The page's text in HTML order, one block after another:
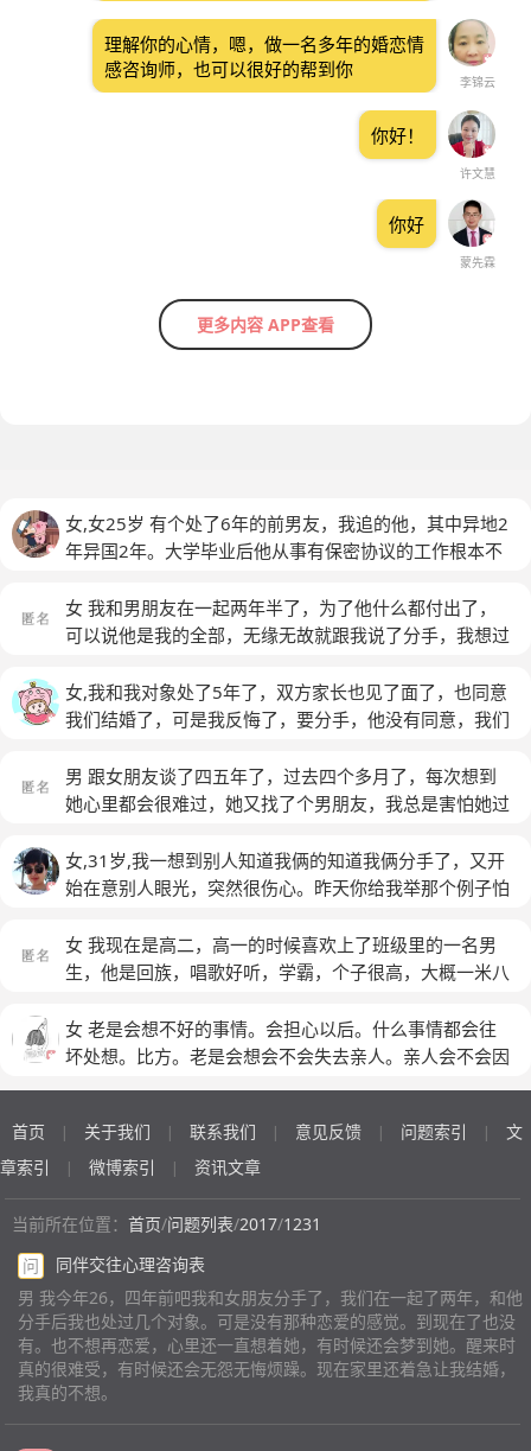
李锦云
理解你的心情，嗯，做一名多年的婚恋情
感咨询师，也可以很好的帮到你
许文慧
你好！
蒙先霖
你好
更多内容 APP查看
女,女25岁 有个处了6年的前男友，我追的他，其中异地2
年异国2年。大学毕业后他从事有保密协议的工作根本不
友 现在快结婚了 但是总是梦到前男友 总是哭醒
女 我和男朋友在一起两年半了，为了他什么都付出了，
可以说他是我的全部，无缘无故就跟我说了分手，我想过
梦还是能梦到他(匿名)
女,我和我对象处了5年了，双方家长也见了面了，也同意
我们结婚了，可是我反悔了，要分手，他没有同意，我们
做梦经常会梦到同一个男生（是以前我喜欢的，只是我们
没有在一起过）我真的很纠结
男 跟女朋友谈了四五年了，过去四个多月了，每次想到
她心里都会很难过，她又找了个男朋友，我总是害怕她过
别的男生谈恋爱。(匿名)
女,31岁,我一想到别人知道我俩的知道我俩分手了，又开
始在意别人眼光，突然很伤心。昨天你给我举那个例子怕
为爱他。但是一想到到也会伤心。天天做梦梦见他。竟然
梦见他妈他俩都改名了。也不给我联系。还是和现实说的
女 我现在是高二，高一的时候喜欢上了班级里的一名男
生，他是回族，唱歌好听，学霸，个子很高，大概一米八
们是什么关系，他说好朋友，希望做朋友。然后我就把他
当朋友对待，到后来，有一天我再次问他我们是什么关系
后刚开始时，他对我很好，上下午第二节大课间的时候，
总是到我身边问我饿不饿，想不想吃点东西，然后还去小
大姨妈来了他也总是特别关心我，晚上出去吃饭还总是请
确很好，我以为他不会离开，我就开始慢慢习惯。然而现
在，以前中午我如果不想去吃饭，他就会一直缠着我，必
须让我去吃饭，现在只是简单的说记得吃饭。现在水也不
接了，去小卖部买吃的都是只想着他自己，晚上说是我们
一块出去吃饭，却总是他付他的钱，我付我的，晚上回寝
室也不再像以前一样还抱一下，总之已经和以前完全不一
女 老是会想不好的事情。会担心以后。什么事情都会往
坏处想。比方。老是会想会不会失去亲人。亲人会不会因
首页 | 关于我们 | 联系我们 | 意见反馈 | 问题索引 |
文
章索引
| 微博索引 | 资讯文章
当前所在位置： 首页/问题列表/2017/1231
问
同伴交往心理咨询表
男 我今年26，四年前吧我和女朋友分手了，我们在一起了两年，和他
分手后我也处过几个对象。可是没有那种恋爱的感觉。到现在了也没
有。也不想再恋爱，心里还一直想着她，有时候还会梦到她。醒来时
真的很难受，有时候还会无怨无悔烦躁。现在家里还着急让我结婚，
我真的不想。